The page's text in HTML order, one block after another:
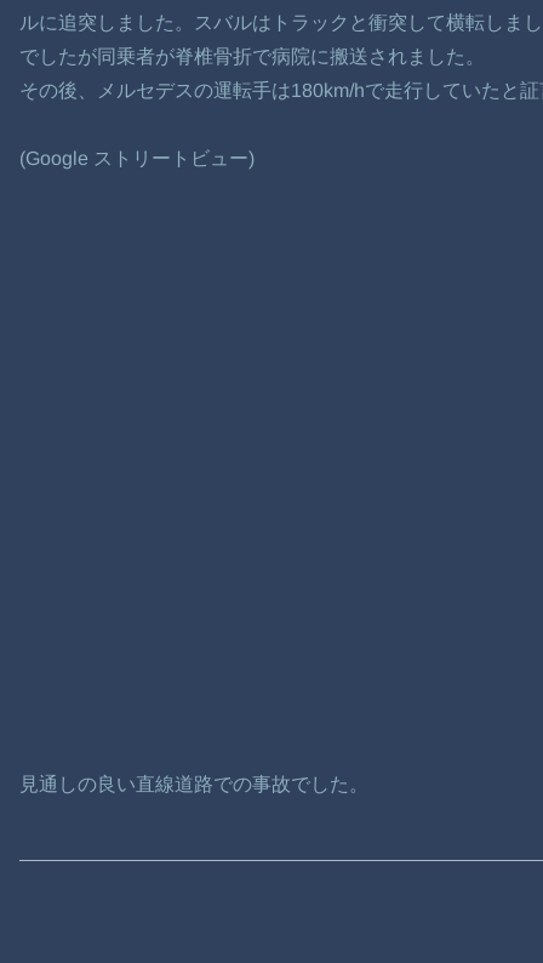
ルに追突しました。スバルはトラックと衝突して横転しま
でしたが同乗者が脊椎骨折で病院に搬送されました。
その後、メルセデスの運転手は180km/hで走行していたと
(Google ストリートビュー)
見通しの良い直線道路での事故でした。